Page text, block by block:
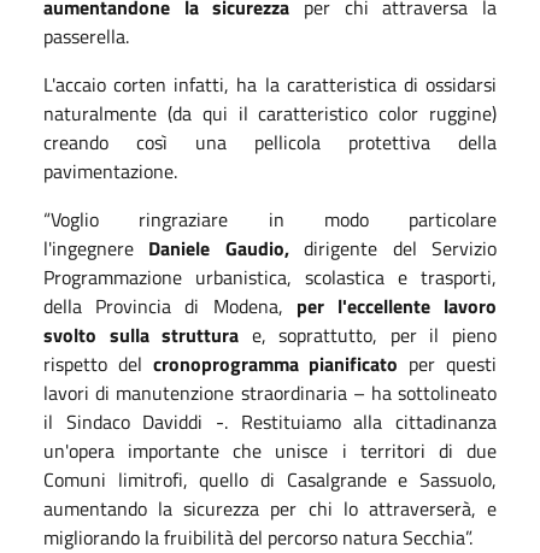
aumentandone la sicurezza per chi attraversa la
passerella.
L'accaio corten infatti, ha la caratteristica di ossidarsi
naturalmente (da qui il caratteristico color ruggine)
creando così una pellicola protettiva della
pavimentazione.
“Voglio ringraziare in modo particolare
l'ingegnere Daniele Gaudio,dirigente del Servizio
Programmazione urbanistica, scolastica e trasporti,
della Provincia di Modena, per l'eccellente lavoro
svolto sulla struttura e, soprattutto, per il pieno
rispetto del cronoprogramma pianificato per questi
lavori di manutenzione straordinaria – ha sottolineato
il Sindaco Daviddi -. Restituiamo alla cittadinanza
un'opera importante che unisce i territori di due
Comuni limitrofi, quello di Casalgrande e Sassuolo,
aumentando la sicurezza per chi lo attraverserà, e
migliorando la fruibilitàdel percorso natura Secchia”.